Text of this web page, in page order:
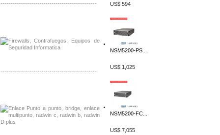
-------------------------------------------------
-------------------------------------------------
US$ 594
NSM5200-PS...
US$ 1,025
NSM5200-FC...
US$ 7,055